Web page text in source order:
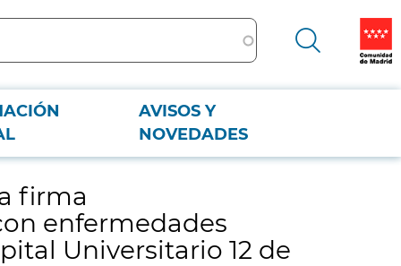
AVISOS Y
NOVEDADES
reumáticas, con destino al Servicio de Farmacia para el Hospital
firma
enfermedades
Universitario 12 de